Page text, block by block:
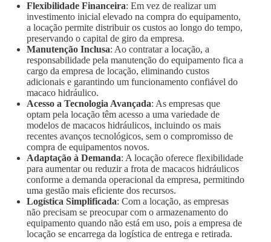
Flexibilidade Financeira: Em vez de realizar um
investimento inicial elevado na compra do equipamento,
a locação permite distribuir os custos ao longo do tempo,
preservando o capital de giro da empresa.
Manutenção Inclusa: Ao contratar a locação, a
responsabilidade pela manutenção do equipamento fica a
cargo da empresa de locação, eliminando custos
adicionais e garantindo um funcionamento confiável do
macaco hidráulico.
Acesso a Tecnologia Avançada: As empresas que
optam pela locação têm acesso a uma variedade de
modelos de macacos hidráulicos, incluindo os mais
recentes avanços tecnológicos, sem o compromisso de
compra de equipamentos novos.
Adaptação à Demanda: A locação oferece flexibilidade
para aumentar ou reduzir a frota de macacos hidráulicos
conforme a demanda operacional da empresa, permitindo
uma gestão mais eficiente dos recursos.
Logística Simplificada: Com a locação, as empresas
não precisam se preocupar com o armazenamento do
equipamento quando não está em uso, pois a empresa de
locação se encarrega da logística de entrega e retirada.